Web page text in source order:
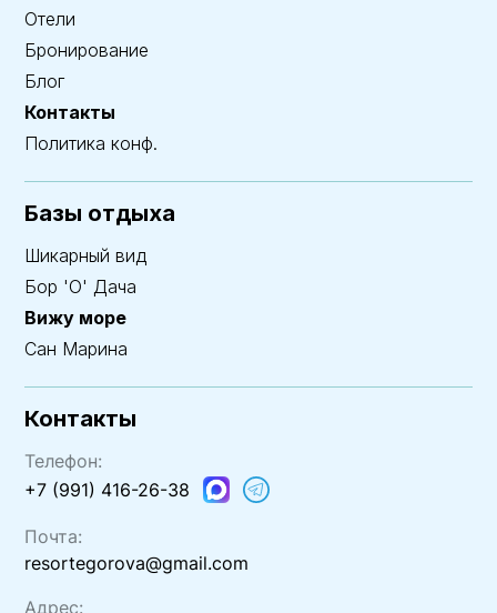
Отели
Бронирование
Блог
Контакты
Политика конф.
Базы отдыха
Шикарный вид
Бор 'О' Дача
Вижу море
Сан Марина
Контакты
Телефон:
+7 (991) 416-26-38
Почта:
resortegorova@gmail.com
Адрес: